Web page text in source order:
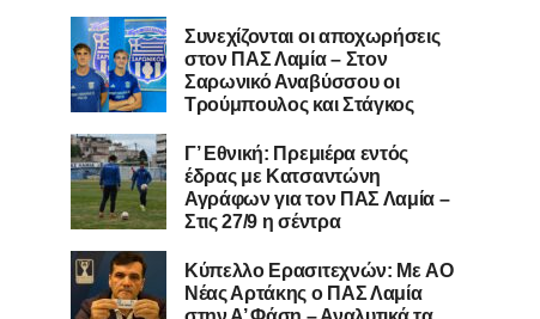
Συνεχίζονται οι αποχωρήσεις
στον ΠΑΣ Λαμία – Στον
Σαρωνικό Αναβύσσου οι
Τρούμπουλος και Στάγκος
Γ’ Εθνική: Πρεμιέρα εντός
έδρας με Κατσαντώνη
Αγράφων για τον ΠΑΣ Λαμία –
Στις 27/9 η σέντρα
Kύπελλο Ερασιτεχνών: Με AO
Nέας Αρτάκης ο ΠΑΣ Λαμία